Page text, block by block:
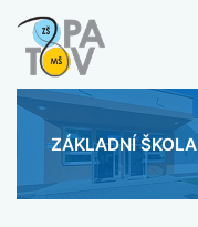
ZÁKLADNÍ ŠKOLA